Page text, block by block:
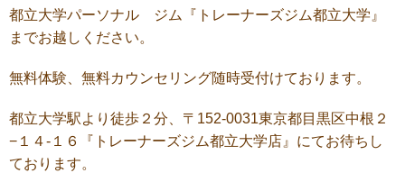
都立大学パーソナル ジム『トレーナーズジム都立大学』
までお越しください。
無料体験、無料カウンセリング随時受付けております。
都立大学駅より徒歩２分、〒152-0031東京都目黒区中根２
−１４-１６『トレーナーズジム都立大学店』にてお待ちし
ております。